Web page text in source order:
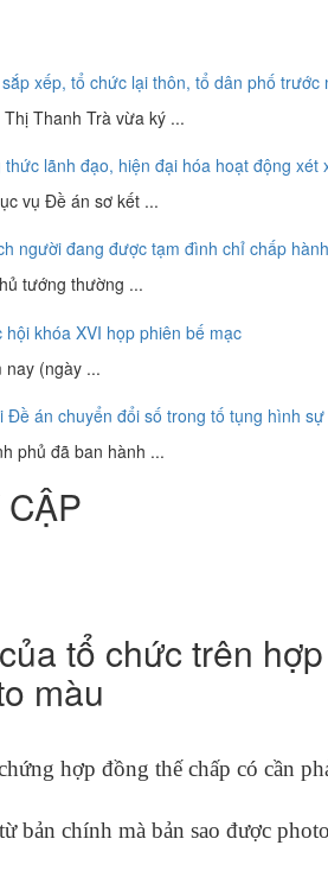
xếp, tổ chức lại thôn, tổ dân phố trước
Thanh Trà vừa ký ...
lãnh đạo, hiện đại hóa hoạt động xét
vụ Đề án sơ kết ...
người đang được tạm đình chỉ chấp
tướng thường ...
khóa XVI họp phiên bế mạc
nay (ngày ...
Đề án chuyển đổi số trong tố tụng hình
phủ đã ban hành ...
tổ chức trên
màu
hợp đồng thế chấp có cần
bản chính mà bản sao được